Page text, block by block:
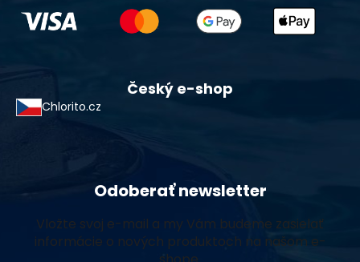
Český e-shop
Chlorito.cz
Odoberať newsletter
Vložte svoj e-mail a my Vám budeme zasielať
informácie o nových produktoch na našom e-